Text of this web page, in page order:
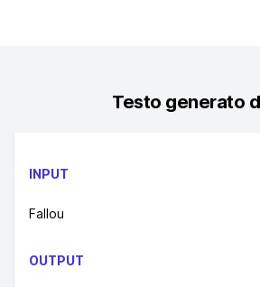
Testo generato
INPUT
Fallou
OUTPUT